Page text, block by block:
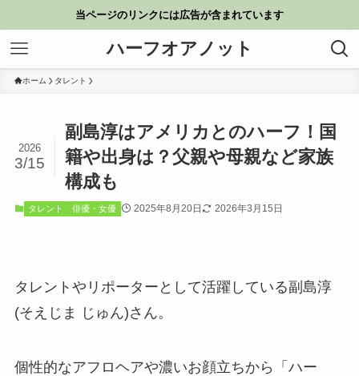
当ページのリンクには広告が含まれています
ハーフオアノット
ホーム タレント
副島淳はアメリカとのハーフ！国
籍や出身は？父親や母親など家族
構成も
2026
3/15
タレント 俳優・女優 2025年8月20日 2026年3月15日
タレントやリポーターとして活躍している副島淳
(そえじま じゅん)さん。
個性的なアフロヘアや濃いお顔立ちから「ハー